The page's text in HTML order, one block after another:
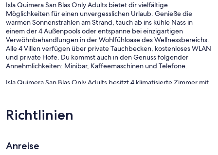
Isla Quimera San Blas Only Adults bietet dir vielfältige
Möglichkeiten für einen unvergesslichen Urlaub. Genieße die
warmen Sonnenstrahlen am Strand, tauch ab ins kühle Nass in
einem der 4 Außenpools oder entspanne bei einzigartigen
Verwöhnbehandlungen in der Wohlfühloase des Wellnessbereichs.
Alle 4 Villen verfügen über private Tauchbecken, kostenloses WLAN
und private Höfe. Du kommst auch in den Genuss folgender
Annehmlichkeiten: Minibar, Kaffeemaschinen und Telefone.
Isla Quimera San Blas Only Adults besitzt 4 klimatisierte Zimmer mit
Geschwindigkeit von > 50 MBit/s zur Verfügung. Es stehen dir
Wasserkocher mit Kaffee-/Teezubehör und Minibar zur Verfügung.
bekommst du Allergikerbettwaren.
Richtlinien
Anreise